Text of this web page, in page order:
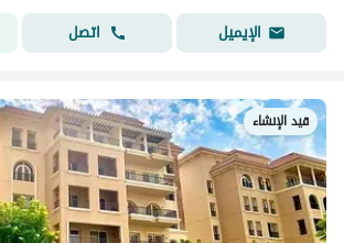
الإيميل
اتصل
قيد الإنشاء